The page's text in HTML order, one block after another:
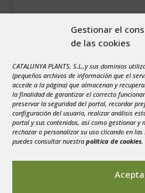
Gestionar el
de las cookies
CATALUNYA PLANTS, S.L.,y sus dominios
(pequeños archivos de información que el
accede a la página) que almacenan y
la finalidad de garantizar el correcto
preservar la seguridad del portal, recordar
configuración del usuario, realizar análisis
portal y sus contenidos, así como gestionar y
rechazar o personalizar su uso clicando en
puedes consultar nuestra política de cookies.
X J
3
4 5 6
10
11 12 13
17
18 19 20
24
25 26 27
31